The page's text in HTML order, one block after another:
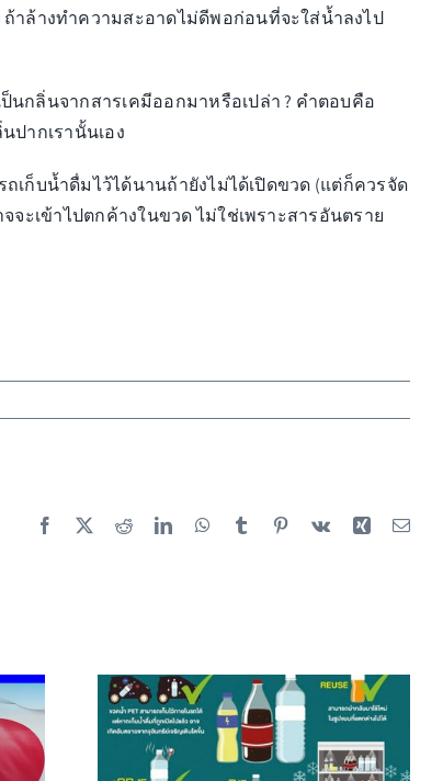
ถ้าล้างทำความสะอาดไม่ดีพอก่อนที่จะใส่น้ำลงไป
กลิ่นจากสารเคมีออกมาหรือเปล่า ? คำตอบคือ
ปากเรานั้นเอง
เก็บน้ำดื่มไว้ได้นานถ้ายังไม่ได้เปิดขวด (แต่ก็ควรจัด
จะเข้าไปตกค้างในขวด ไม่ใช่เพราะสารอันตราย
Facebook RedditLinkedInWhatsApp
Tumblr Pinterest
Vk Xing